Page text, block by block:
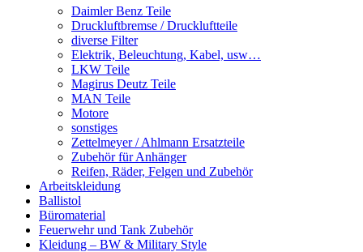
Daimler Benz Teile
Druckluftbremse / Druckluftteile
diverse Filter
Elektrik, Beleuchtung, Kabel, usw…
LKW Teile
Magirus Deutz Teile
MAN Teile
Motore
sonstiges
Zettelmeyer / Ahlmann Ersatzteile
Zubehör für Anhänger
Reifen, Räder, Felgen und Zubehör
Arbeitskleidung
Ballistol
Büromaterial
Feuerwehr und Tank Zubehör
Kleidung – BW & Military Style